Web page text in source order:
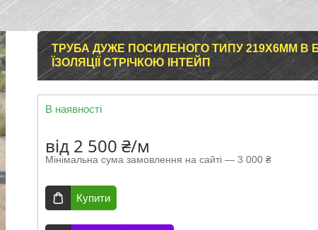
ТРУБА ДУЖЕ ПОСИЛЕНОГО ТИПУ 219Х6ММ В
ЇЗОЛЯЦІЇ СТРІЧКОЮ ІНТЕЙП
В наявності
від 2 500 ₴/м
Мінімальна сума замовлення на сайті — 3 000 ₴
Купити